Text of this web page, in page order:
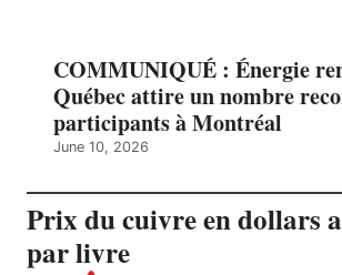
COMMUNIQUÉ : Énergie
Québec attire un nombre
participants à Montréal
June 10, 2026
Prix du cuivre en dollars
par livre